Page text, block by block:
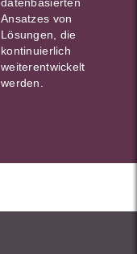
Ansatzes von
Lösungen, die
kontinuierlich
weiterentwickelt
werden.